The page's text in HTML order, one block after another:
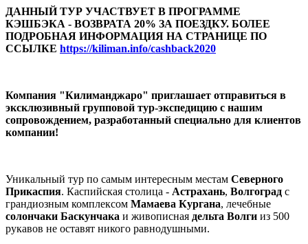
ДАННЫЙ ТУР УЧАСТВУЕТ В ПРОГРАММЕ
КЭШБЭКА - ВОЗВРАТА 20% ЗА ПОЕЗДКУ. БОЛЕЕ
ПОДРОБНАЯ ИНФОРМАЦИЯ НА СТРАНИЦЕ ПО
ССЫЛКЕ https://kiliman.info/cashback2020
Компания "Килиманджаро" приглашает отправиться в
эксклюзивный групповой тур-экспедицию с нашим
сопровождением, разработанный специально для клиентов
компании!
Уникальный тур по самым интересным местам Северного
Прикаспия. Каспийская столица - Астрахань, Волгоград с
грандиозным комплексом Мамаева Кургана, лечебные
солончаки Баскунчака и живописная дельта Волги из 500
рукавов не оставят никого равнодушными.